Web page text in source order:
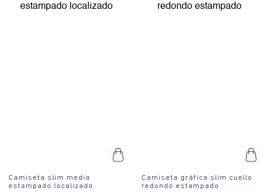
Camiseta slim media
estampado localizado
Camiseta gráfica slim cuello
redondo estampado